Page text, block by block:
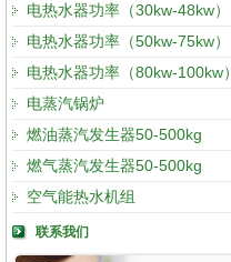
电热水器功率（30kw-48kw）
电热水器功率（50kw-75kw）
电热水器功率（80kw-100kw）
电蒸汽锅炉
燃油蒸汽发生器50-500kg
燃气蒸汽发生器50-500kg
空气能热水机组
联系我们